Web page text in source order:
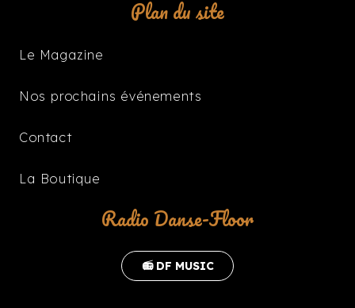
Plan du site
Le Magazine
Nos prochains événements
Contact
La Boutique
Radio Danse-Floor
📻 DF MUSIC